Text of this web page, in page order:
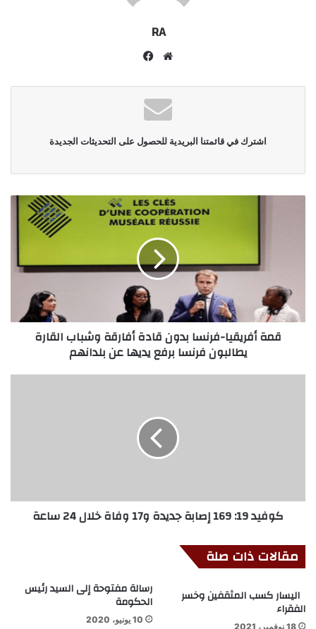
RA
موقع
اشترك في قائمتنا البريدية للحصول على التحديثات الجديدة
قمة أفريقيا-فرنسا بدون قادة أفارقة وشباب القارة
يطالبون فرنسا برفع يديها عن بلدانهم
كوفيد 19: 169 إصابة جديدة و17 وفاة خلال 24 ساعة
مقالات ذات صلة
اليسار كسب المثقفين وخسر
الفقراء
18 نوفمبر، 2021
رسالة مفتوحة إلى السيد رئيس
الحكومة
10 يونيو، 2020